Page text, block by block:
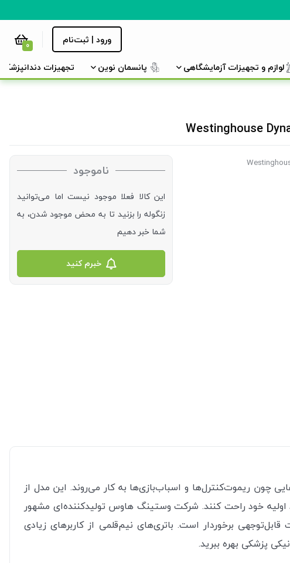
ورود | ثبت‌نام 0
لوازم و تجهیزات آزمایشگاهی پانسمان نوین تجهیزات دندانپزشکی
ناموجود
این کالا فعلا موجود نیست اما می‌توانید
زنگوله را بزنید تا به محض موجود شدن، به
شما خبر دهیم
خبرم کنید
چون ریموت‌کنترل‌ها و اسباب‌بازی‌ها به کار می‌روند. این مدل از
خود راحت کنند. شرکت وستینگ هاوس تولیدکننده‌ای مشهور
برخوردار است. باتری‌های نیم‌قلمی از کاربرهای زیادی
پزشکی بهره ببرید.